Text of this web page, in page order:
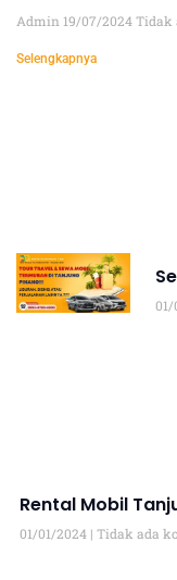
Admin 19/07/2024Tidak
Selengkapnya
01/
Rental Mobil
01/01/2024 Tidak ada